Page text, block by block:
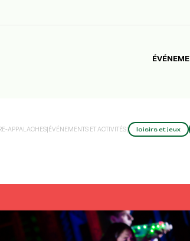
APPALACHES|ÉVÉNEMENTS ET ACTIVITÉS| loisirs et jeux